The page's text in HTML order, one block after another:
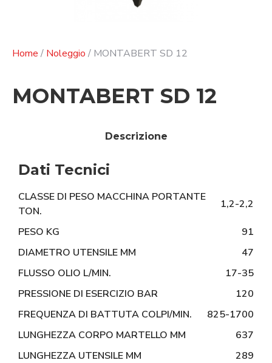
Home / Noleggio / MONTABERT SD 12
MONTABERT SD 12
Descrizione
Dati Tecnici
CLASSE DI PESO MACCHINA PORTANTE
TON.
1,2-2,2
PESO KG
91
DIAMETRO UTENSILE MM
47
FLUSSO OLIO L/MIN.
17-35
PRESSIONE DI ESERCIZIO BAR
120
FREQUENZA DI BATTUTA COLPI/MIN.
825-1700
LUNGHEZZA CORPO MARTELLO MM
637
LUNGHEZZA UTENSILE MM
289